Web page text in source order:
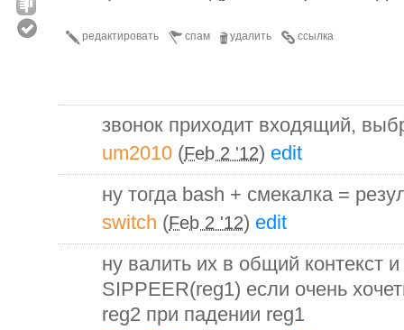
ссылка
удалить
спам
редактировать
звонок приходит входящий,
um2010 (Feb 2 '12) edit
ну тогда bash + смекалка =
switch (Feb 2 '12) edit
ну валить их в общий контекст
SIPPEER(reg1) если очень
reg2 при пaдении reg1